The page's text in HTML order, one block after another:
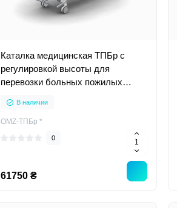
Каталка медицинская ТПБр с
регулировкой высоты для
перевозки больных пожилых
В наличии
OMZ-ТПБр *
0
61750 ₴